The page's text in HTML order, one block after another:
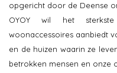
opgericht door de Deense
OYOY wil het
woonaccessoires aanbiedt
en de huizen waarin ze
betrokken mensen en onze